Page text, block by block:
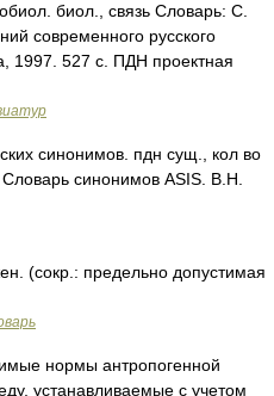
биол., связь Словарь: С.
современного русского
1997. 527 с. ПДН проектная
синонимов. пдн сущ., кол во
синонимов ASIS. В.Н.
(сокр.: предельно допустимая
нормы антропогенной
устанавливаемые с учетом